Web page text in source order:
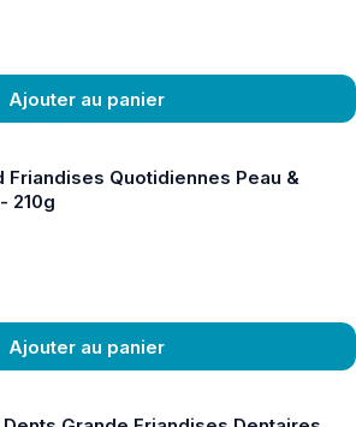
Ajouter au panier
Friandises Quotidiennes Peau &
210g
Ajouter au panier